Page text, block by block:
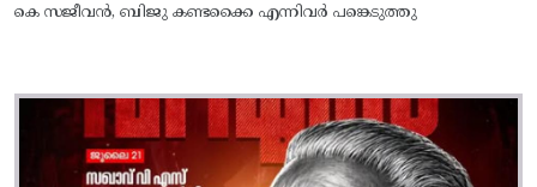
കെ സജീവൻ, ബിജു കണ്ടക്കൈ എന്നിവർ പങ്കെടുത്തു